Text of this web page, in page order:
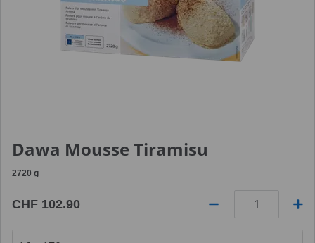
Dawa Mousse Tiramisu
2720 g
CHF 102.90